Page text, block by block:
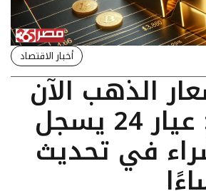
أخبار الاقتصاد
الذهب الآن
في مصر: عيار 24 يسجل
للشراء في تحديث